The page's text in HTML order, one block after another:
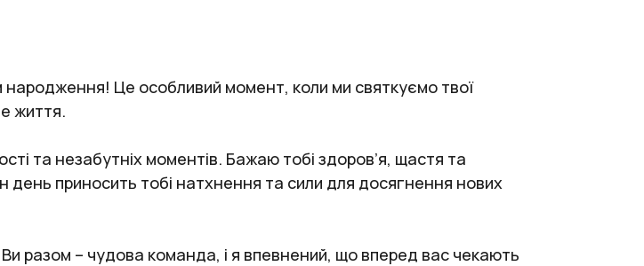
народження! Це особливий момент, коли ми святкуємо твої
життя.
та незабутніх моментів. Бажаю тобі здоров’я, щастя та
день приносить тобі натхнення та сили для досягнення нових
разом – чудова команда, і я впевнений, що вперед вас чекають